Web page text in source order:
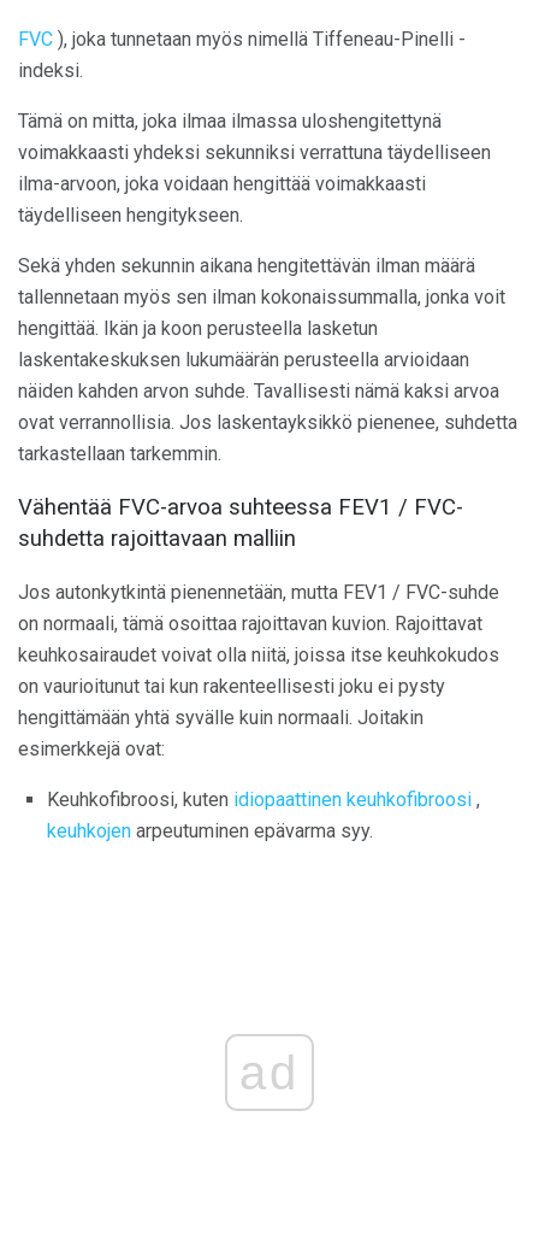
FVC ), joka tunnetaan myös nimellä Tiffeneau-Pinelli -
indeksi.
Tämä on mitta, joka ilmaa ilmassa uloshengitettynä
voimakkaasti yhdeksi sekunniksi verrattuna täydelliseen
ilma-arvoon, joka voidaan hengittää voimakkaasti
täydelliseen hengitykseen.
Sekä yhden sekunnin aikana hengitettävän ilman määrä
tallennetaan myös sen ilman kokonaissummalla, jonka voit
hengittää. Ikän ja koon perusteella lasketun
laskentakeskuksen lukumäärän perusteella arvioidaan
näiden kahden arvon suhde. Tavallisesti nämä kaksi arvoa
ovat verrannollisia. Jos laskentayksikkö pienenee, suhdetta
tarkastellaan tarkemmin.
Vähentää FVC-arvoa suhteessa FEV1 / FVC-
suhdetta rajoittavaan malliin
Jos autonkytkintä pienennetään, mutta FEV1 / FVC-suhde
on normaali, tämä osoittaa rajoittavan kuvion. Rajoittavat
keuhkosairaudet voivat olla niitä, joissa itse keuhkokudos
on vaurioitunut tai kun rakenteellisesti joku ei pysty
hengittämään yhtä syvälle kuin normaali. Joitakin
esimerkkejä ovat:
Keuhkofibroosi, kuten idiopaattinen keuhkofibroosi ,
keuhkojen arpeutuminen epävarma syy.
ad